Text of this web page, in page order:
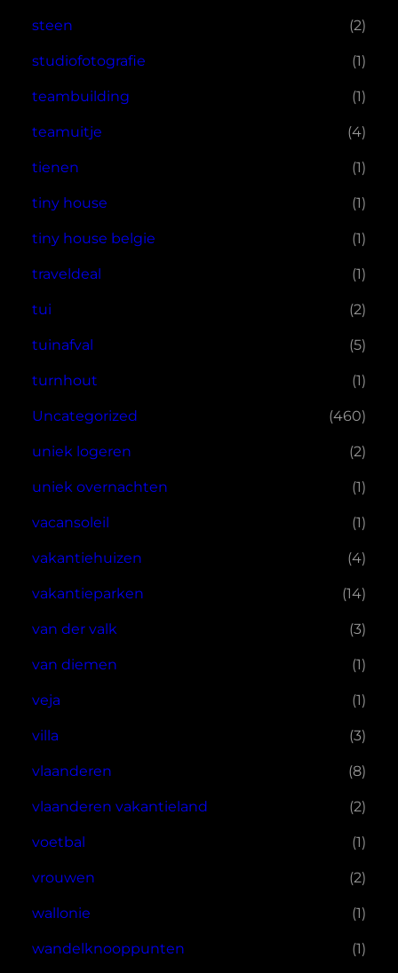
steen (2)
studiofotografie (1)
teambuilding (1)
teamuitje (4)
tienen (1)
tiny house (1)
tiny house belgie (1)
traveldeal (1)
tui (2)
tuinafval (5)
turnhout (1)
Uncategorized (460)
uniek logeren (2)
uniek overnachten (1)
vacansoleil (1)
vakantiehuizen (4)
vakantieparken (14)
van der valk (3)
van diemen (1)
veja (1)
villa (3)
vlaanderen (8)
vlaanderen vakantieland (2)
voetbal (1)
vrouwen (2)
wallonie (1)
wandelknooppunten (1)